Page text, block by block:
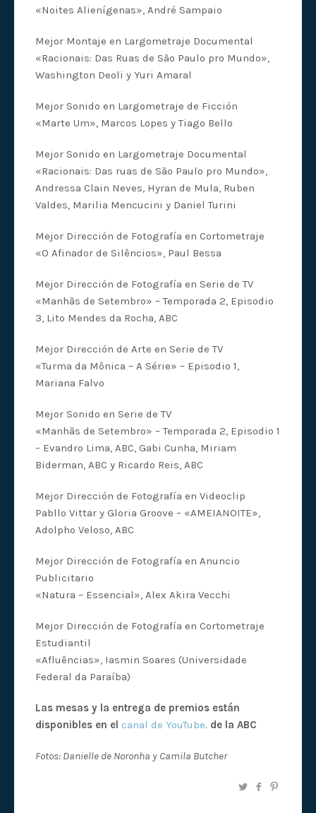
«Noites Alienígenas», André Sampaio
Mejor Montaje en Largometraje Documental
«Racionais: Das Ruas de São Paulo pro Mundo»,
Washington Deoli y Yuri Amaral
Mejor Sonido en Largometraje de Ficción
«Marte Um», Marcos Lopes y Tiago Bello
Mejor Sonido en Largometraje Documental
«Racionais: Das ruas de São Paulo pro Mundo»,
Andressa Clain Neves, Hyran de Mula, Ruben
Valdes, Marilia Mencucini y Daniel Turini
Mejor Dirección de Fotografía en Cortometraje
«O Afinador de Silêncios», Paul Bessa
Mejor Dirección de Fotografía en Serie de TV
«Manhãs de Setembro» – Temporada 2, Episodio
3, Lito Mendes da Rocha, ABC
Mejor Dirección de Arte en Serie de TV
«Turma da Mônica – A Série» – Episodio 1,
Mariana Falvo
Mejor Sonido en Serie de TV
«Manhãs de Setembro» – Temporada 2, Episodio 1
– Evandro Lima, ABC, Gabi Cunha, Miriam
Biderman, ABC y Ricardo Reis, ABC
Mejor Dirección de Fotografía en Videoclip
Pabllo Vittar y Gloria Groove – «AMEIANOITE»,
Adolpho Veloso, ABC
Mejor Dirección de Fotografía en Anuncio
Publicitario
«Natura – Essencial», Alex Akira Vecchi
Mejor Dirección de Fotografía en Cortometraje
Estudiantil
«Afluências», Iasmin Soares (Universidade
Federal da Paraíba)
Las mesas y la entrega de premios están
disponibles en el canal de YouTube. de la ABC
Fotos: Danielle de Noronha y Camila Butcher